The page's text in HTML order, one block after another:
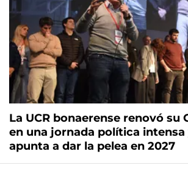
La UCR bonaerense renovó su
en una jornada política intensa
apunta a dar la pelea en 2027